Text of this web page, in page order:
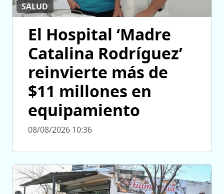
SALUD
El Hospital ‘Madre
Catalina Rodríguez’
reinvierte más de
$11 millones en
equipamiento
08/08/2026 10:36